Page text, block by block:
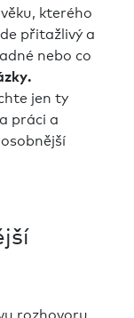
kterého
přitažlivý a
nebo co
jen ty
práci a
rozhovoru.